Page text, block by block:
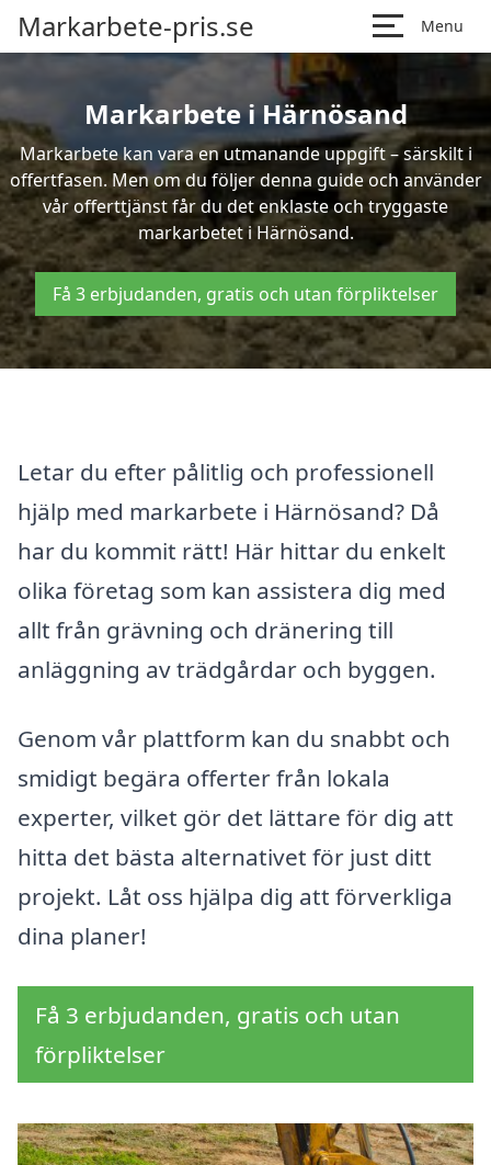
Markarbete-pris.se Menu
Markarbete i Härnösand
Markarbete kan vara en utmanande uppgift – särskilt i
offertfasen. Men om du följer denna guide och använder
vår offerttjänst får du det enklaste och tryggaste
markarbetet i Härnösand.
Få 3 erbjudanden, gratis och utan förpliktelser
Letar du efter pålitlig och professionell
hjälp med markarbete i Härnösand? Då
har du kommit rätt! Här hittar du enkelt
olika företag som kan assistera dig med
allt från grävning och dränering till
anläggning av trädgårdar och byggen.
Genom vår plattform kan du snabbt och
smidigt begära offerter från lokala
experter, vilket gör det lättare för dig att
hitta det bästa alternativet för just ditt
projekt. Låt oss hjälpa dig att förverkliga
dina planer!
Få 3 erbjudanden, gratis och utan
förpliktelser